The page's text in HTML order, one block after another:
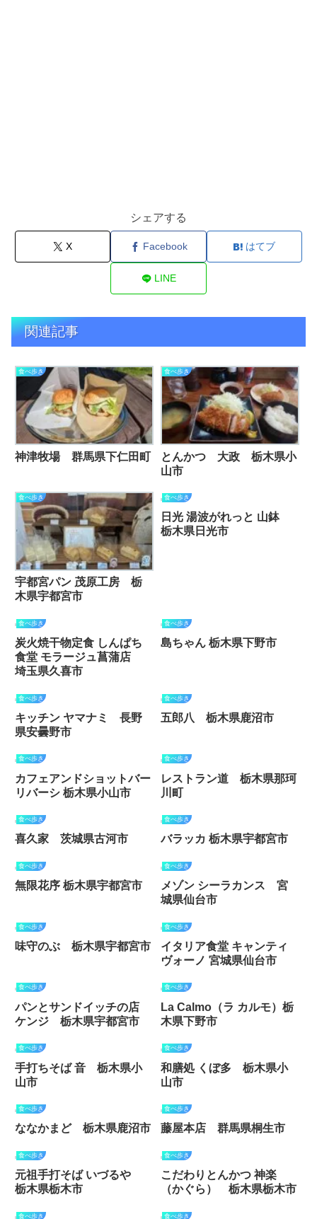
シェアする
X Facebook はてブ
LINE
関連記事
食べ歩き
神津牧場 群馬県下仁田町
食べ歩き
とんかつ 大政 栃木県小
山市
食べ歩き
宇都宮パン 茂原工房 栃
木県宇都宮市
食べ歩き
日光 湯波がれっと 山鉢
栃木県日光市
食べ歩き
炭火焼干物定食 しんぱち
食堂 モラージュ菖蒲店
埼玉県久喜市
食べ歩き
島ちゃん 栃木県下野市
食べ歩き
キッチン ヤマナミ 長野
県安曇野市
食べ歩き
五郎八 栃木県鹿沼市
食べ歩き
カフェアンドショットバー
リバーシ 栃木県小山市
食べ歩き
レストラン道 栃木県那珂
川町
食べ歩き
喜久家 茨城県古河市
食べ歩き
バラッカ 栃木県宇都宮市
食べ歩き
無限花序 栃木県宇都宮市
食べ歩き
メゾン シーラカンス 宮
城県仙台市
食べ歩き
味守のぶ 栃木県宇都宮市
食べ歩き
イタリア食堂 キャンティ
ヴォーノ 宮城県仙台市
食べ歩き
パンとサンドイッチの店
ケンジ 栃木県宇都宮市
食べ歩き
La Calmo（ラ カルモ）栃
木県下野市
食べ歩き
手打ちそば 音 栃木県小
山市
食べ歩き
和膳処 くぼ多 栃木県小
山市
食べ歩き
ななかまど 栃木県鹿沼市
食べ歩き
藤屋本店 群馬県桐生市
食べ歩き
元祖手打そば いづるや
栃木県栃木市
食べ歩き
こだわりとんかつ 神楽
（かぐら） 栃木県栃木市
食べ歩き 食べ歩き